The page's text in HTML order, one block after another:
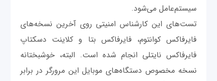
سیستم‌عامل می‌شود.
تست‌های این کارشناس امنیتی روی آخرین نسخه‌های
فایرفاکس کوانتوم، فایرفاکس بتا و کلاینت دسکتاپ
فایرفاکس نایتلی انجام شده است. البته، خوشبختانه
نسخه مخصوص دستگاه‌های موبایل این مرورگر در برابر